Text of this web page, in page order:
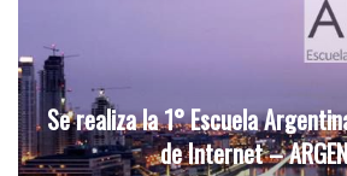
Se realiza la 1° Escuela
de Internet –